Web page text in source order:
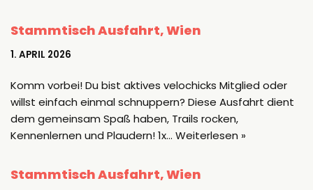
Stammtisch Ausfahrt, Wien
1. APRIL 2026
Komm vorbei! Du bist aktives velochicks Mitglied oder
willst einfach einmal schnuppern? Diese Ausfahrt dient
dem gemeinsam Spaß haben, Trails rocken,
Kennenlernen und Plaudern! 1x… Weiterlesen »
Stammtisch Ausfahrt, Wien